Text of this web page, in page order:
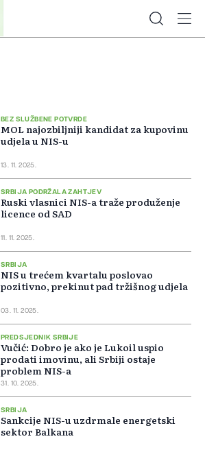
BEZ SLUŽBENE POTVRDE
MOL najozbiljniji kandidat za kupovinu
udjela u NIS-u
13. 11. 2025.
SRBIJA PODRŽALA ZAHTJEV
Ruski vlasnici NIS-a traže produženje
licence od SAD
11. 11. 2025.
SRBIJA
NIS u trećem kvartalu poslovao
pozitivno, prekinut pad tržišnog udjela
03. 11. 2025.
PREDSJEDNIK SRBIJE
Vučić: Dobro je ako je Lukoil uspio
prodati imovinu, ali Srbiji ostaje
problem NIS-a
31. 10. 2025.
SRBIJA
Sankcije NIS-u uzdrmale energetski
sektor Balkana